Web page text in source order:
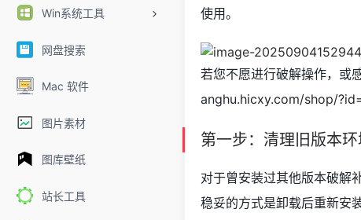
Win系统工具
网盘搜索
Mac 软件
图片素材
图库壁纸
站长工具
使用。
若您不愿进行破解操作，或
anghu.hicxy.com/shop/
第一步：清理旧版本环
对于曾安装过其他版本破解
稳妥的方式是卸载后重新安